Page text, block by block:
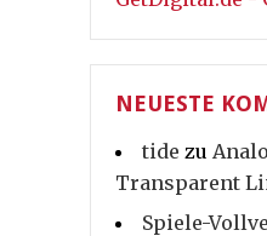
NEUESTE
tide zu
Transparent
Spiele-